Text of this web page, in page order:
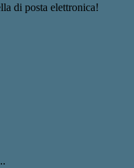
di posta elettronica!